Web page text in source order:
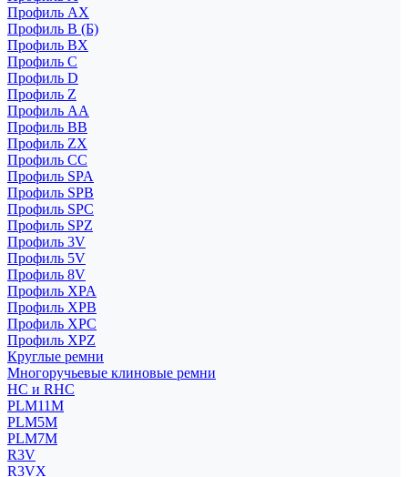
Профиль AX
Профиль B (Б)
Профиль BX
Профиль C
Профиль D
Профиль Z
Профиль АА
Профиль BB
Профиль ZX
Профиль CC
Профиль SPA
Профиль SPB
Профиль SPC
Профиль SPZ
Профиль 3V
Профиль 5V
Профиль 8V
Профиль XPA
Профиль XPB
Профиль XPC
Профиль XPZ
Круглые ремни
Многоручьевые клиновые ремни
HC и RHC
PLM11M
PLM5M
PLM7M
R3V
R3VX